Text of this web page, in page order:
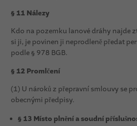
§ 11 Nálezy
Kdo na pozemku lanové dráhy najde
si ji, je povinen ji neprodleně předat
podle § 978 BGB.
§ 12 Promlčení
(1) U nároků z přepravní smlouvy se
obecnými předpisy.
§ 13 Místo plnění a soudní